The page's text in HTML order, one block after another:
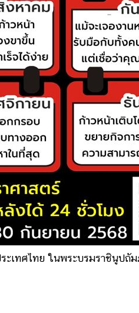
ะเทศไทย ในพระบรมราชินูปถั